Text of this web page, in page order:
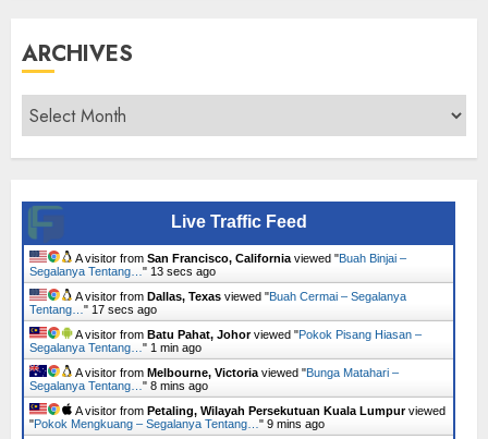
ARCHIVES
Archives
Live Traffic Feed
A visitor from San Francisco, California viewed "Buah Binjai –
Segalanya Tentang… " 14 secs ago
A visitor from Dallas, Texas viewed "Buah Cermai – Segalanya
Tentang… " 18 secs ago
A visitor from Batu Pahat, Johorviewed "Pokok Pisang Hiasan –
Segalanya Tentang… " 1 min ago
A visitor from Melbourne, Victoria viewed "Bunga Matahari –
Segalanya Tentang… " 8 mins ago
A visitor from Petaling, Wilayah Persekutuan Kuala Lumpurviewed
"Pokok Mengkuang – Segalanya Tentang… " 9 mins ago